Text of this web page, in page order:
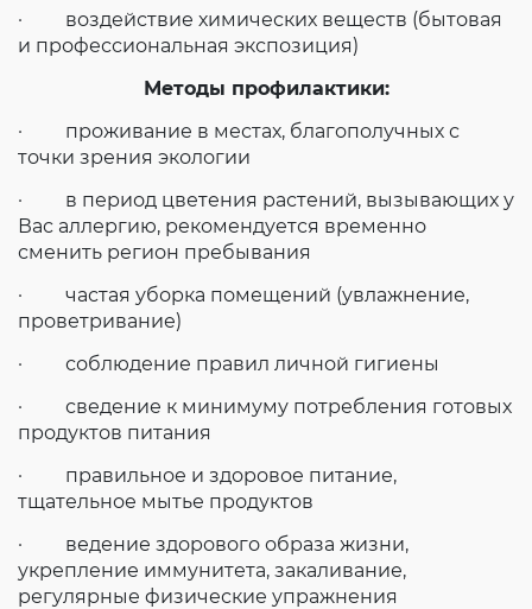
· воздействие химических веществ (бытовая
и профессиональная экспозиция)
Методы профилактики:
· проживание в местах, благополучных с
точки зрения экологии
· в период цветения растений, вызывающих у
Вас аллергию, рекомендуется временно
сменить регион пребывания
· частая уборка помещений (увлажнение,
проветривание)
· соблюдение правил личной гигиены
· сведение к минимуму потребления готовых
продуктов питания
· правильное и здоровое питание,
тщательное мытье продуктов
· ведение здорового образа жизни,
укрепление иммунитета, закаливание,
регулярные физические упражнения